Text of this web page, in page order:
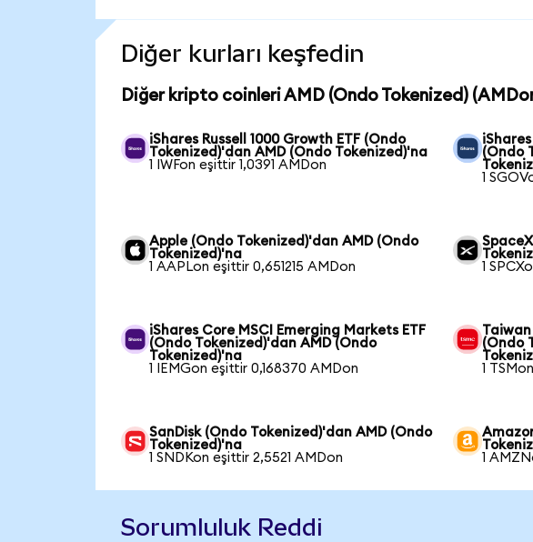
Diğer kurları keşfedin
Diğer kripto coinleri AMD (Ondo Tokenized)
iShares Russell 1000 Growth ETF (Ondo
Tokenized)'dan AMD (Ondo Tokenized)'na
1 IWFon eşittir 1,0391 AMDon
(Ondo
1
Apple (Ondo Tokenized)'dan AMD (Ondo
Tokenized)'na
1 AAPLon eşittir 0,651215 AMDon
1
iShares Core MSCI Emerging Markets ETF
(Ondo Tokenized)'dan AMD (Ondo
Tokenized)'na
1 IEMGon eşittir 0,168370 AMDon
(Ondo
1
SanDisk (Ondo Tokenized)'dan AMD (Ondo
Tokenized)'na
1 SNDKon eşittir 2,5521 AMDon
1
Sorumluluk Reddi